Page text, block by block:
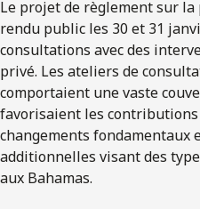
Le projet de règlement sur
rendu public les 30 et 31
consultations avec des
privé. Les ateliers de
comportaient une vaste
favorisaient les
changements fondamentaux
additionnelles visant des
aux Bahamas.